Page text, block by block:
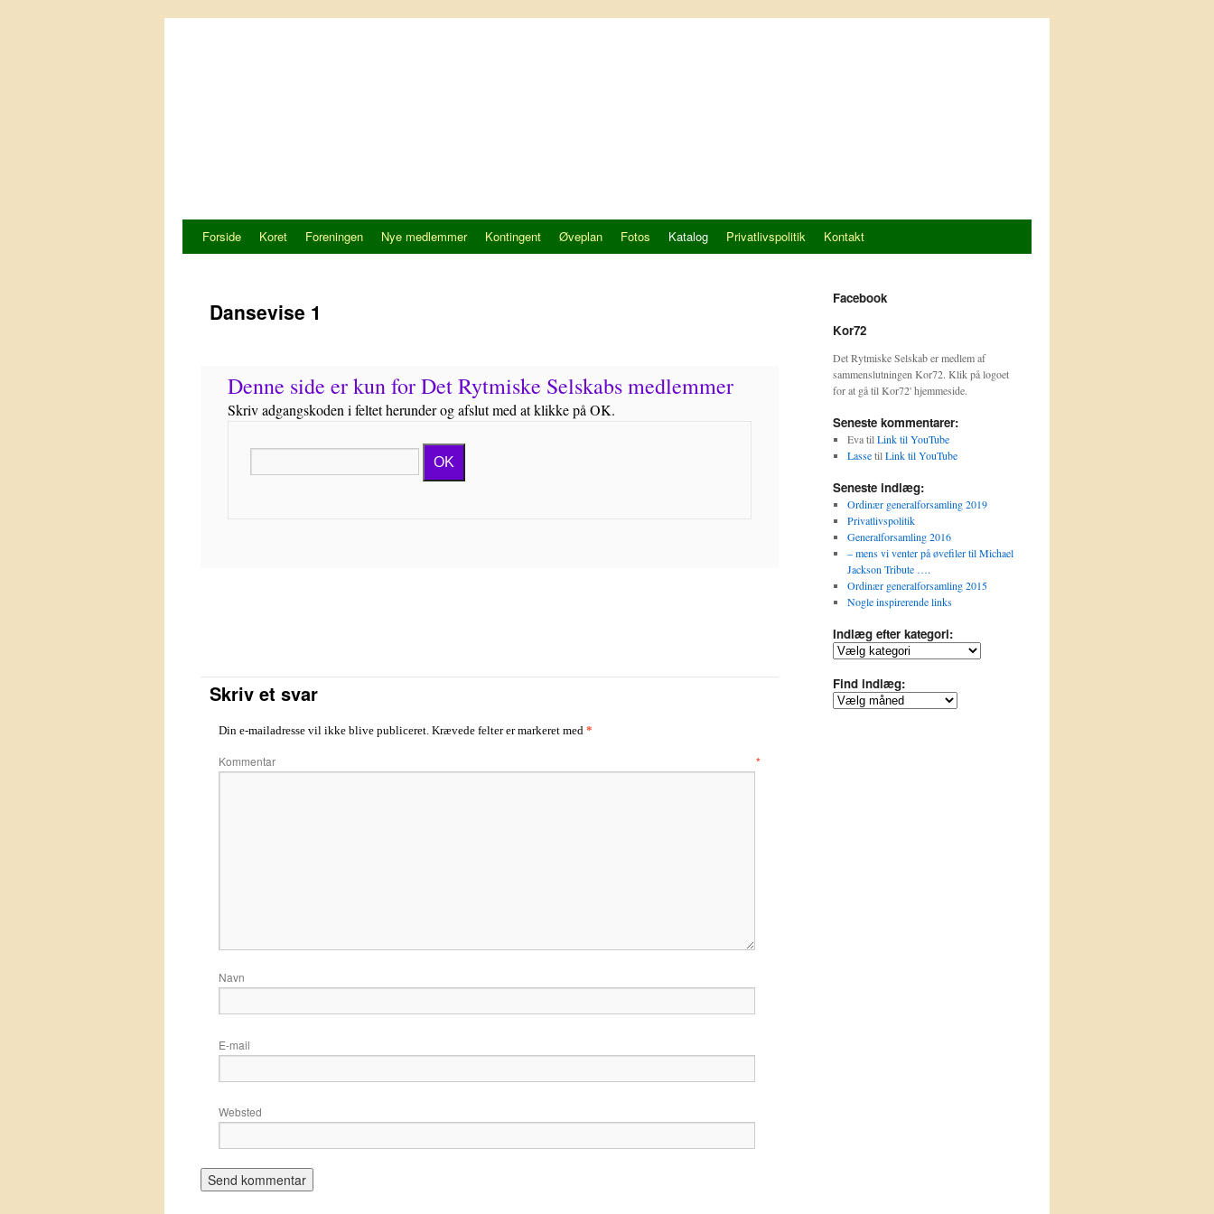
Forside Koret Foreningen Nye medlemmer Kontingent Øveplan Fotos Katalog Privatlivspolitik Kontakt
Dansevise 1
Denne side er kun for Det Rytmiske Selskabs medlemmer
Skriv adgangskoden i feltet herunder og afslut med at klikke på OK.
OK
Skriv et svar
Din e-mailadresse vil ikke blive publiceret. Krævede felter er markeret med *
Kommentar *
Navn
E-mail
Websted
Facebook
Kor72
Det Rytmiske Selskab er medlem af
sammenslutningen Kor72. Klik på logoet
for at gå til Kor72' hjemmeside.
Seneste kommentarer:
EvatilLink til YouTube
LassetilLink til YouTube
Seneste indlæg:
Ordinær generalforsamling 2019
Privatlivspolitik
Generalforsamling 2016
– mens vi venter på øvefiler til Michael
Jackson Tribute ….
Ordinær generalforsamling 2015
Nogle inspirerende links
Indlæg efter kategori:
Indlæg
kategori:
Find indlæg:
Find